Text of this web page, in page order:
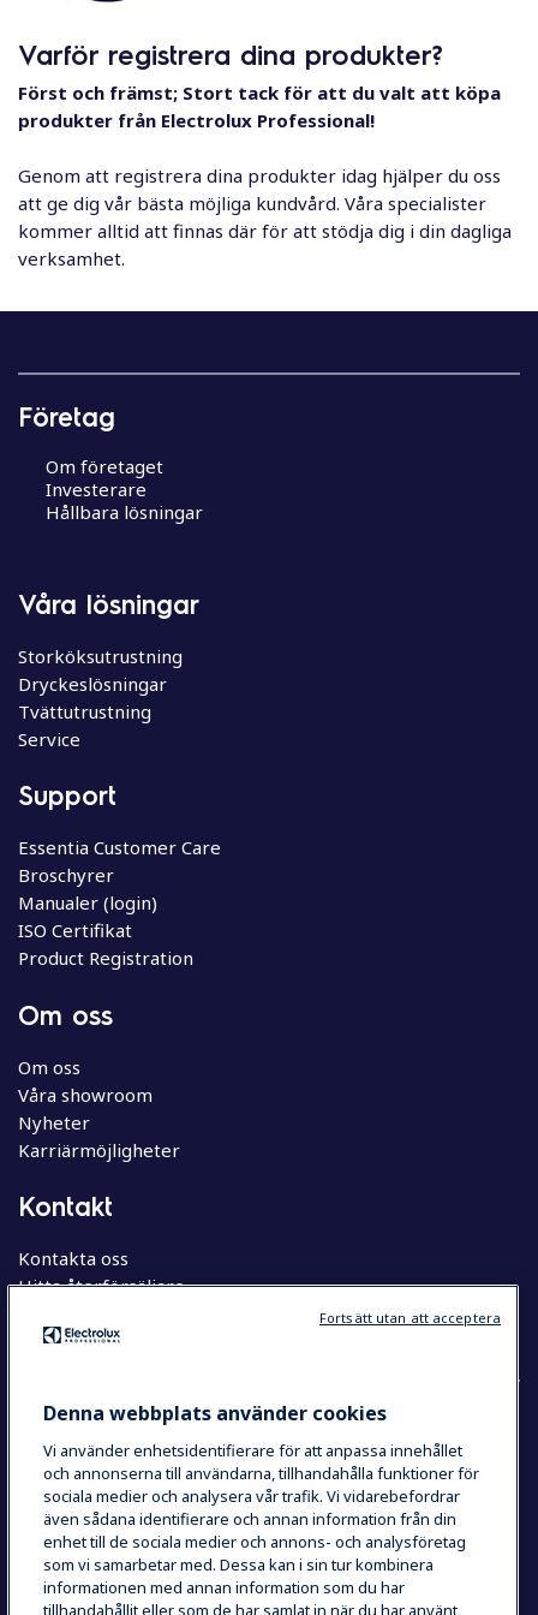
Varför registrera dina produkter?
Först och främst; Stort tack för att du valt att köpa
produkter från Electrolux Professional!
Genom att registrera dina produkter idag hjälper du oss
att ge dig vår bästa möjliga kundvård. Våra specialister
kommer alltid att finnas där för att stödja dig i din dagliga
verksamhet.
Företag
Om företaget
Investerare
Hållbara lösningar
Våra lösningar
Storköksutrustning
Dryckeslösningar
Tvättutrustning
Service
Support
Essentia Customer Care
Broschyrer
Manualer (login)
ISO Certifikat
Product Registration
Om oss
Om oss
Våra showroom
Nyheter
Karriärmöjligheter
Kontakt
Kontakta oss
Hitta återförsäljare
COUNTRY AND LANGUAGE
YOUR SELECTION: SVERIGE
Integritetspolicy
Cookie Policy
Användarvillkor
Denna webbplats använder cookies
Vi använder enhetsidentifierare för att anpassa innehållet
och annonserna till användarna, tillhandahålla funktioner för
sociala medier och analysera vår trafik. Vi vidarebefordrar
även sådana identifierare och annan information från din
enhet till de sociala medier och annons- och analysföretag
som vi samarbetar med. Dessa kan i sin tur kombinera
informationen med annan information som du har
tillhandahållit eller som de har samlat in när du har använt
Fortsätt utan att acceptera